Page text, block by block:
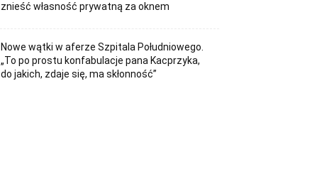
znieść własność prywatną za oknem
Nowe wątki w aferze Szpitala Południowego.
„To po prostu konfabulacje pana Kacprzyka,
do jakich, zdaje się, ma skłonność”